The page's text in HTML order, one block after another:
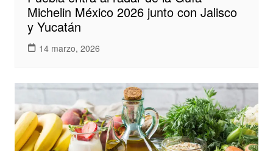
Michelin México 2026 junto con Jalisco
y Yucatán
14 marzo, 2026